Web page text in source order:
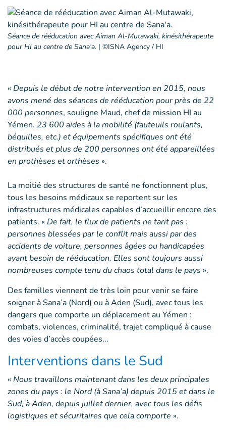
Séance de rééducation avec Aiman Al-Mutawaki, kinésithérapeute
pour HI au centre de Sana'a. | ©ISNA Agency / HI
« Depuis le début de notre intervention en 2015, nous
avons mené des séances de rééducation pour près de 22
000 personnes, souligne Maud, chef de mission HI au
Yémen. 23 600 aides à la mobilité (fauteuils roulants,
béquilles, etc.) et équipements spécifiques ont été
distribués et plus de 200 personnes ont été appareillées
en prothèses et orthèses ».
La moitié des structures de santé ne fonctionnent plus,
tous les besoins médicaux se reportent sur les
infrastructures médicales capables d’accueillir encore des
patients. « De fait, le flux de patients ne tarit pas :
personnes blessées par le conflit mais aussi par des
accidents de voiture, personnes âgées ou handicapées
ayant besoin de rééducation. Elles sont toujours aussi
nombreuses compte tenu du chaos total dans le pays ».
Des familles viennent de très loin pour venir se faire
soigner à Sana’a (Nord) ou à Aden (Sud), avec tous les
dangers que comporte un déplacement au Yémen :
combats, violences, criminalité, trajet compliqué à cause
des voies d’accès coupées...
Interventions dans le Sud
« Nous travaillons maintenant dans les deux principales
zones du pays : le Nord (à Sana’a) depuis 2015 et dans le
Sud, à Aden, depuis juillet dernier, avec tous les défis
logistiques et sécuritaires que cela comporte ».